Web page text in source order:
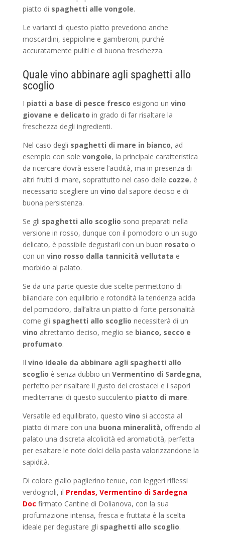
piatto di spaghetti alle vongole.
Le varianti di questo piatto prevedono anche
moscardini, seppioline e gamberoni, purché
accuratamente puliti e di buona freschezza.
Quale vino abbinare agli spaghetti allo
scoglio
I piatti a base di pesce fresco esigono un vino
giovane e delicato in grado di far risaltare la
freschezza degli ingredienti.
Nel caso degli spaghetti di mare in bianco, ad
esempio con sole vongole, la principale caratteristica
da ricercare dovrà essere l’acidità, ma in presenza di
altri frutti di mare, soprattutto nel caso delle cozze, è
necessario scegliere un vino dal sapore deciso e di
buona persistenza.
Se gli spaghetti allo scoglio sono preparati nella
versione in rosso, dunque con il pomodoro o un sugo
delicato, è possibile degustarli con un buon rosato o
con un vino rosso dalla tannicità vellutata e
morbido al palato.
Se da una parte queste due scelte permettono di
bilanciare con equilibrio e rotondità la tendenza acida
del pomodoro, dall’altra un piatto di forte personalità
come gli spaghetti allo scoglio necessiterà di un
vino altrettanto deciso, meglio se bianco, secco e
profumato.
Il vino ideale da abbinare agli spaghetti allo
scoglio è senza dubbio un Vermentino di Sardegna,
perfetto per risaltare il gusto dei crostacei e i sapori
mediterranei di questo succulento piatto di mare.
Versatile ed equilibrato, questo vino si accosta al
piatto di mare con una buona mineralità, offrendo al
palato una discreta alcolicità ed aromaticità, perfetta
per esaltare le note dolci della pasta valorizzandone la
sapidità.
Di colore giallo paglierino tenue, con leggeri riflessi
verdognoli, il Prendas, Vermentino di Sardegna
Doc firmato Cantine di Dolianova, con la sua
profumazione intensa, fresca e fruttata è la scelta
ideale per degustare gli spaghetti allo scoglio.